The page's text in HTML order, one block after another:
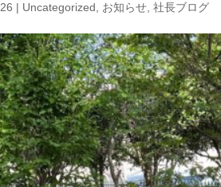
| Uncategorized お知らせ ,社長ブログ